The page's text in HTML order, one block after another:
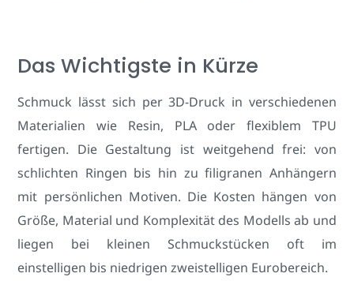
Das Wichtigste in Kürze
Schmuck lässt sich per 3D-Druck in verschiedenen
Materialien wie Resin, PLA oder flexiblem TPU
fertigen. Die Gestaltung ist weitgehend frei: von
schlichten Ringen bis hin zu filigranen Anhängern
mit persönlichen Motiven. Die Kosten hängen von
Größe, Material und Komplexität des Modells ab und
liegen bei kleinen Schmuckstücken oft im
einstelligen bis niedrigen zweistelligen Eurobereich.